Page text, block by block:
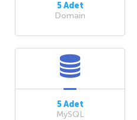
5 Adet
Domain
5 Adet
MySQL